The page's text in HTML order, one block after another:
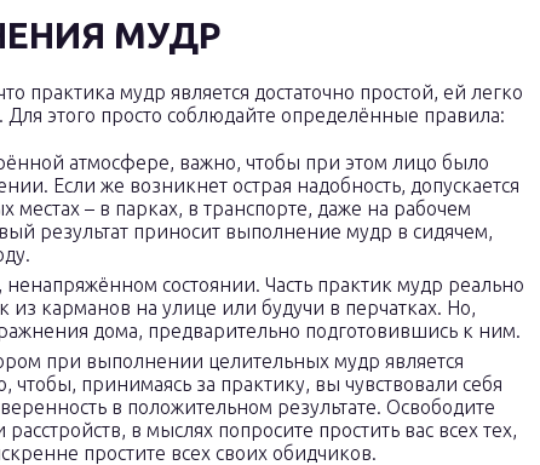
МУДР
практика мудр является достаточно простой, ей легко
этого просто соблюдайте определённые правила:
атмосфере, важно, чтобы при этом лицо было
Если же возникнет острая надобность, допускается
местах – в парках, в транспорте, даже на рабочем
результат приносит выполнение мудр в сидячем,
состоянии. Часть практик мудр реально
из карманов на улице или будучи в перчатках. Но,
дома, предварительно подготовившись к ним.
при выполнении целительных мудр является
чтобы, принимаясь за практику, вы чувствовали себя
в положительном результате. Освободите
в мыслях попросите простить вас всех тех,
простите всех своих обидчиков.